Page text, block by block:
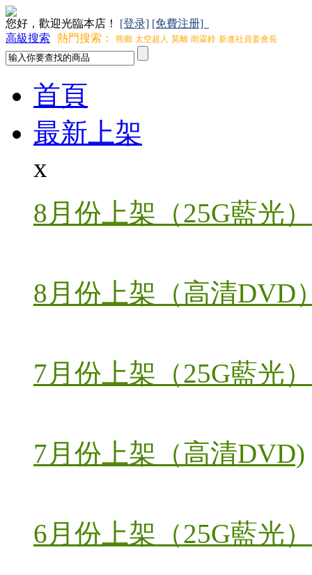
您好，歡迎光臨本店！ [登录] [免費注册]
高級搜索
熱門搜索： 熊鄉 太空超人 莫離 雨霖鈴 新進社員姜會長
首頁
最新上架
x
8月份上架（25G藍光）
8月份上架（高清DVD
7月份上架（25G藍光）
7月份上架（高清DVD)
6月份上架（25G藍光）